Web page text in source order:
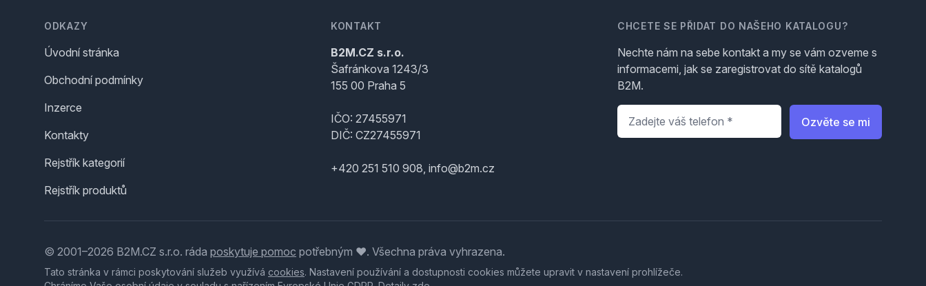
ODKAZY
Úvodní stránka
Obchodní podmínky
Inzerce
Kontakty
Rejstřík kategorií
Rejstřík produktů
KONTAKT
B2M.CZ s.r.o.
Šafránkova 1243/3
155 00 Praha 5
IČO: 27455971
DIČ: CZ27455971
+420 251 510 908, info@b2m.cz
CHCETE SE PŘIDAT DO NAŠEHO KATALOGU?
Nechte nám na sebe kontakt a my se vám ozveme s
informacemi, jak se zaregistrovat do sítě katalogů
B2M.
Telefon
Ozvěte se mi
© 2001–2026 B2M.CZ s.r.o. ráda poskytuje pomoc potřebným ♥️. Všechna práva vyhrazena.
Tato stránka v rámci poskytování služeb využívá cookies. Nastavení používání a dostupnosti cookies můžete upravit v nastavení prohlížeče.